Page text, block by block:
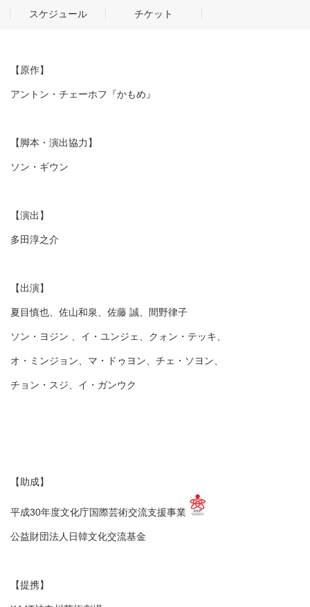
スケジュール チケット
【原作】
アントン・チェーホフ『かもめ』
【脚本・演出協力】
ソン・ギウン
【演出】
多田淳之介
【出演】
夏目慎也、佐山和泉、佐藤 誠、間野律子
ソン・ヨジン 、イ・ユンジェ、クォン・テッキ、
オ・ミンジョン、マ・ドゥヨン、チェ・ソヨン、
チョン・スジ、イ・ガンウク
【助成】
平成30年度文化庁国際芸術交流支援事業
公益財団法人日韓文化交流基金
【提携】